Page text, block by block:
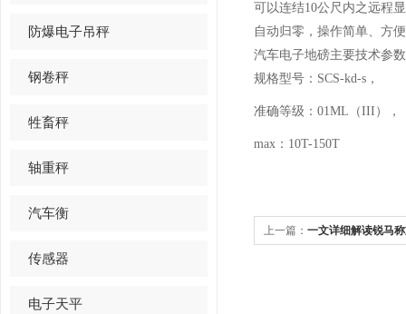
防爆电子吊秤
钢卷秤
牲畜秤
轴重秤
汽车衡
传感器
电子天平
可以连结10公尺内之远程
自动归零，操作简单、方
汽车电子地磅主要技术参
规格型号：SCS-kd-s，
准确等级：01ML（III），
max：10T-150T
上一篇： 一文详细解读锐马